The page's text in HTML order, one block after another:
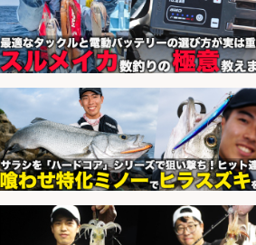
会社名 株式会社ホットスタッフ滋賀
sponsored by 求人ボックス
釣り好き必見「釣具の設計開
発」/DAIWA公認製品/年休117日
会社名
株式会社スポーツライフプラネ
ッツ
sponsored by 求人ボックス